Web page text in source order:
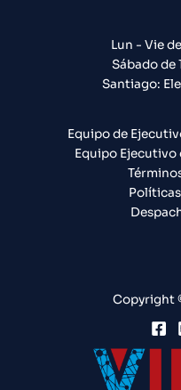
Lun - Vie
Sábado de
Santiago:
Equipo de
Equipo Ejecutivo
Copyright